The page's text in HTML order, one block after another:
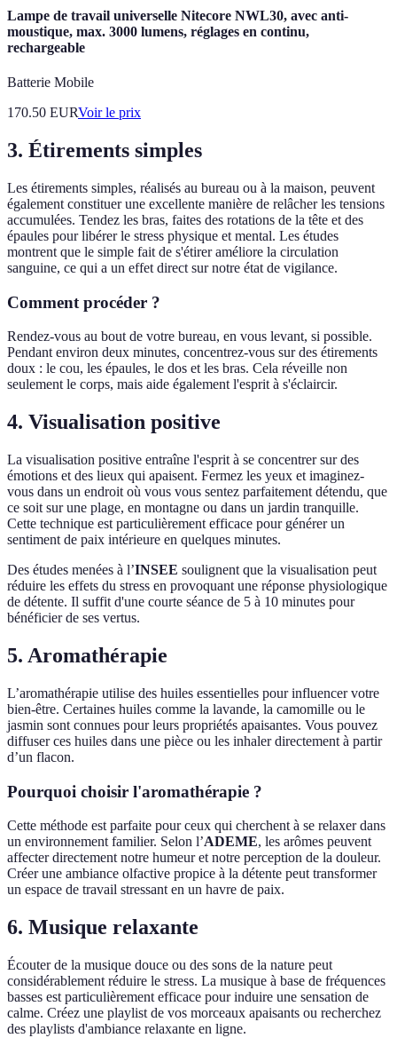
Lampe de travail universelle Nitecore NWL30, avec anti-
moustique, max. 3000 lumens, réglages en continu,
rechargeable
Batterie Mobile
170.50 EURVoir le prix
3. Étirements simples
Les étirements simples, réalisés au bureau ou à la maison, peuvent
également constituer une excellente manière de relâcher les tensions
accumulées. Tendez les bras, faites des rotations de la tête et des
épaules pour libérer le stress physique et mental. Les études
montrent que le simple fait de s'étirer améliore la circulation
sanguine, ce qui a un effet direct sur notre état de vigilance.
Comment procéder ?
Rendez-vous au bout de votre bureau, en vous levant, si possible.
Pendant environ deux minutes, concentrez-vous sur des étirements
doux : le cou, les épaules, le dos et les bras. Cela réveille non
seulement le corps, mais aide également l'esprit à s'éclaircir.
4. Visualisation positive
La visualisation positive entraîne l'esprit à se concentrer sur des
émotions et des lieux qui apaisent. Fermez les yeux et imaginez-
vous dans un endroit où vous vous sentez parfaitement détendu, que
ce soit sur une plage, en montagne ou dans un jardin tranquille.
Cette technique est particulièrement efficace pour générer un
sentiment de paix intérieure en quelques minutes.
Des études menées à l’INSEE soulignent que la visualisation peut
réduire les effets du stress en provoquant une réponse physiologique
de détente. Il suffit d'une courte séance de 5 à 10 minutes pour
bénéficier de ses vertus.
5. Aromathérapie
L’aromathérapie utilise des huiles essentielles pour influencer votre
bien-être. Certaines huiles comme la lavande, la camomille ou le
jasmin sont connues pour leurs propriétés apaisantes. Vous pouvez
diffuser ces huiles dans une pièce ou les inhaler directement à partir
d’un flacon.
Pourquoi choisir l'aromathérapie ?
Cette méthode est parfaite pour ceux qui cherchent à se relaxer dans
un environnement familier. Selon l’ADEME, les arômes peuvent
affecter directement notre humeur et notre perception de la douleur.
Créer une ambiance olfactive propice à la détente peut transformer
un espace de travail stressant en un havre de paix.
6. Musique relaxante
Écouter de la musique douce ou des sons de la nature peut
considérablement réduire le stress. La musique à base de fréquences
basses est particulièrement efficace pour induire une sensation de
calme. Créez une playlist de vos morceaux apaisants ou recherchez
des playlists d'ambiance relaxante en ligne.